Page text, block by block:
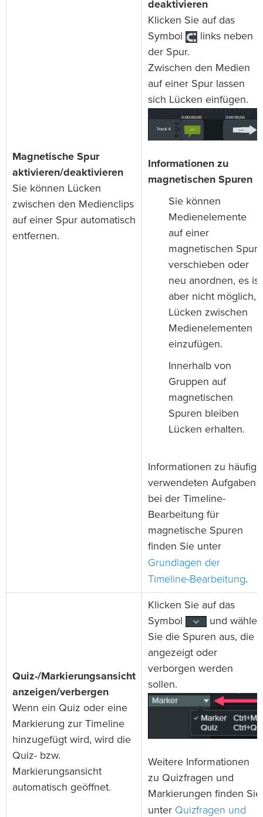
Magnetische Spur
aktivieren/deaktivieren
Sie können Lücken
zwischen den Medienclips
auf einer Spur automatisch
entfernen.
deaktivieren
Klicken Sie auf das
Symbol
links neben
der Spur.
Zwischen den Medien
auf einer Spur lassen
sich Lücken einfügen.
Informationen zu
magnetischen Spuren
Sie können
Medienelemente
auf einer
magnetischen Spur
verschieben oder
neu anordnen, es ist
aber nicht möglich,
Lücken zwischen
Medienelementen
einzufügen.
Innerhalb von
Gruppen auf
magnetischen
Spuren bleiben
Lücken erhalten.
Informationen zu häufig
verwendeten Aufgaben
bei der Timeline-
Bearbeitung für
magnetische Spuren
finden Sie unter
Grundlagen der
Timeline-Bearbeitung.
Quiz-/Markierungsansicht
anzeigen/verbergen
Wenn ein Quiz oder eine
Markierung zur Timeline
hinzugefügt wird, wird die
Quiz- bzw.
Markierungsansicht
automatisch geöffnet.
Klicken Sie auf das
Symbol
und wählen
Sie die Spuren aus, die
angezeigt oder
verborgen werden
sollen.
Weitere Informationen
zu Quizfragen und
Markierungen finden Sie
unter Quizfragen und